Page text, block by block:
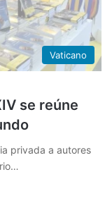
Vaticano
se reúne
privada a autores